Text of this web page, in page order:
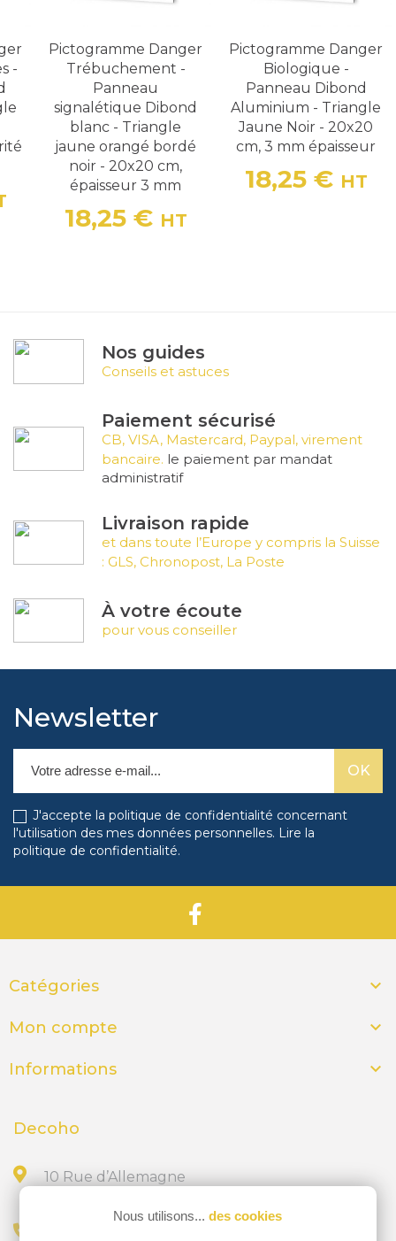
-
Pictogramme Danger
Trébuchement -
Panneau
signalétique Dibond
blanc - Triangle
jaune orangé bordé
noir - 20x20 cm,
épaisseur 3 mm
Prix
18,25 € HT
Pictogramme Danger
Biologique -
Panneau Dibond
Aluminium - Triangle
Jaune Noir - 20x20
cm, 3 mm épaisseur
Prix
18,25 € HT
Nos guides
Conseils et astuces
Paiement sécurisé
CB, VISA, Mastercard, Paypal, virement
bancaire. le paiement par mandat
administratif
Livraison rapide
et dans toute l’Europe y compris la Suisse
: GLS, Chronopost, La Poste
À votre écoute
pour vous conseiller
Newsletter
J'accepte la politique de confidentialité concernant
l'utilisation des mes données personnelles. Lire la
politique de confidentialité.
Catégories 
Mon compte 
Informations 
Decoho
10 Rue d’Allemagne
Nous utilisons... des cookies